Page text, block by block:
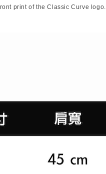
print of the Classic Curve logo.